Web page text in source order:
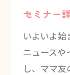
セミナー
いよいよ始
ニュースや
し、ママ